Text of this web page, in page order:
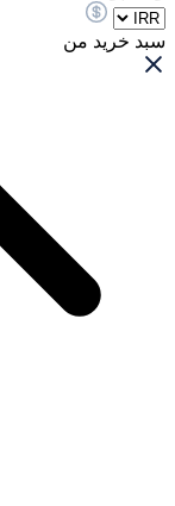
سبد خرید من